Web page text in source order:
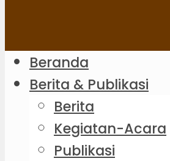
Beranda
Berita & Publikasi
Berita
Kegiatan-Acara
Publikasi